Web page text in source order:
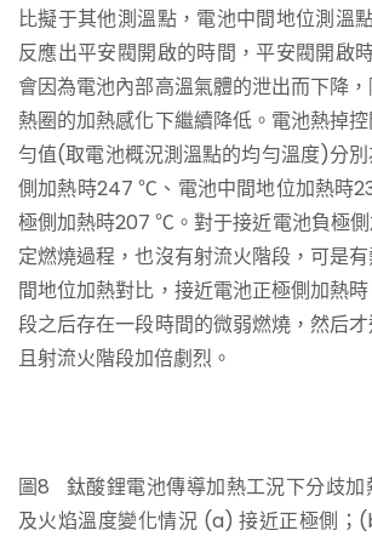
比擬于其他測溫點，電池中間地位測溫
反應出平安閥開啟的時間，平安閥開啟
會因為電池內部高溫氣體的泄出而下降
熱圈的加熱感化下繼續降低。電池熱掉
勻值(取電池概況測溫點的均勻溫度)分
側加熱時247 ℃、電池中間地位加熱時
極側加熱時207 ℃。對于接近電池負極
定燃燒過程，也沒有射流火階段，可是
間地位加熱對比，接近電池正極側加熱
段之后存在一段時間的微弱燃燒，然后才
且射流火階段加倍劇烈。
圖8 鈦酸鋰電池傳導加熱工況下分歧加
及火焰溫度變化情況 (a) 接近正極側